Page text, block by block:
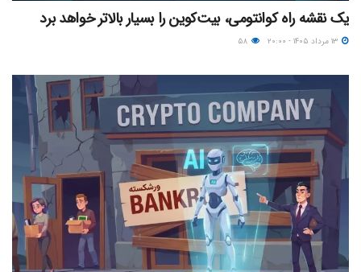
یک نقشه راه کوانتومی، بیت‌کوین را بسیار بالاتر خواهد برد